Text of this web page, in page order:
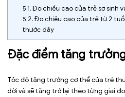
5.1.Đo chiều cao của trẻ sơ sinh
5.2.Đo chiều cao của trẻ từ 2
thước dây
Đặc điểm tăng
Tốc độ tăng trưởng cơ thể của trẻ
đời và sẽ tăng trở lại theo từng giai